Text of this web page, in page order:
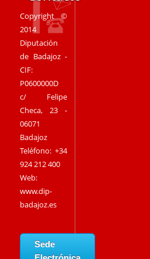
Copyright ©
2014
Diputación
de Badajoz -
CIF:
P0600000D
c/ Felipe
Checa, 23 -
06071
Badajoz
Teléfono: +34
924 212 400
Web:
www.dip-
badajoz.es
Sede